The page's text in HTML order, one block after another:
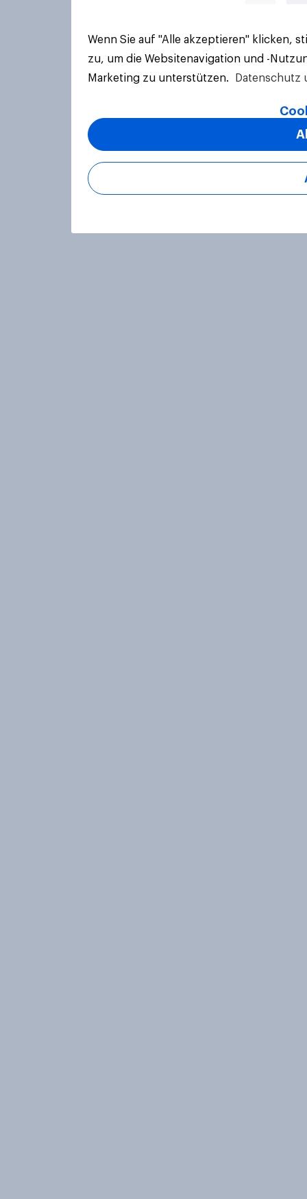
Wenn Sie auf "Alle akzeptieren" klicken,
zu, um die Websitenavigation und -
Marketing zu unterstützen.
Datenschutz